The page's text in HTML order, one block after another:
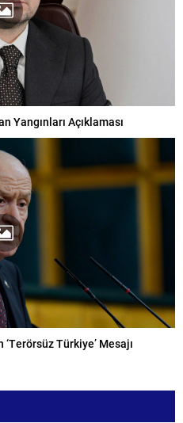
Yangınları Açıklaması
Türkiye’ Mesajı